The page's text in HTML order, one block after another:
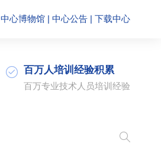
中心博物馆 | 中心公告 | 下载中心
百万人培训经验积累
百万专业技术人员培训经验